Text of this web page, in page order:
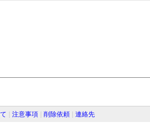
注意事項 削除依頼 連絡先